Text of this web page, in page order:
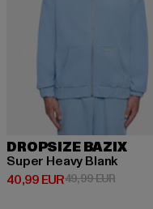
DROPSIZE BAZIX
Super Heavy Blank
40,99 EUR
Derzeitiger Preis: 40,99
49,99 EUR